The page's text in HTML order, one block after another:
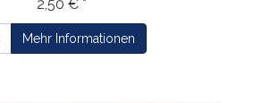
2,50 € *
Mehr Informationen